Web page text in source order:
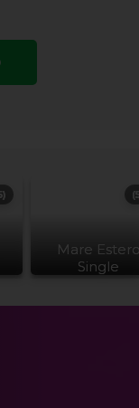
Mare
Single